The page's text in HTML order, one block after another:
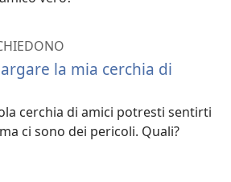
la mia cerchia di
cerchia di amici potresti sentirti
ci sono dei pericoli. Quali?